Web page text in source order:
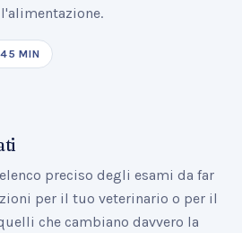
45 MIN
preciso degli esami da far
per il tuo veterinario o per il
che cambiano davvero la